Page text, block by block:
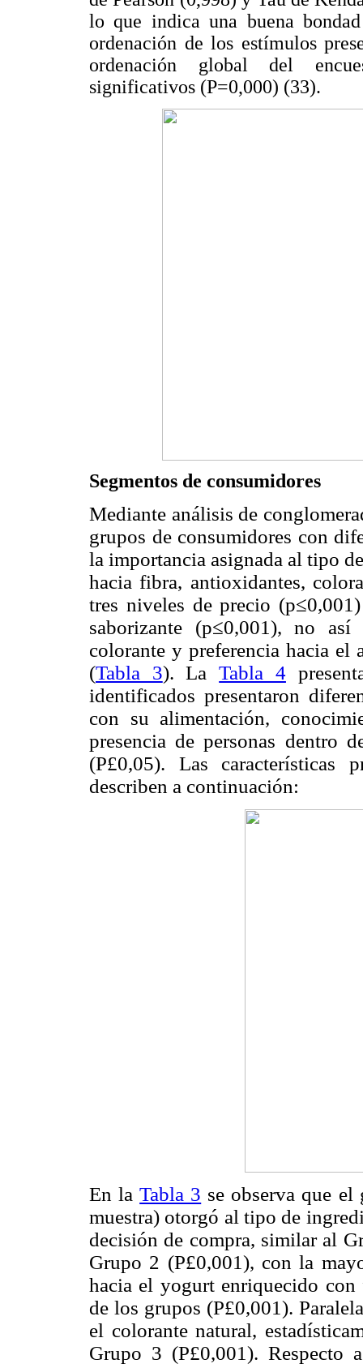
lo que indica una buena
ordenación de los estímulos
ordenación global del
significativos (P=0,000) (33).
Segmentos de consumidores
Mediante análisis de
grupos de consumidores con
la importancia asignada al tipo
hacia fibra, antioxidantes,
tres niveles de precio
saborizante (p≤0,001), no
colorante y preferencia hacia
(Tabla 3). LaTabla 4
identificados presentaron
con su alimentación,
presencia de personas dentro
(P£0,05). Las características
describen a continuación:
En laTabla 3 se observa que
muestra) otorgó al tipo de
decisión de compra, similar al
Grupo 2 (P£0,001), con la
hacia el yogurt enriquecido
de los grupos (P£0,001).
el colorante natural,
Grupo 3 (P£0,001). Respecto